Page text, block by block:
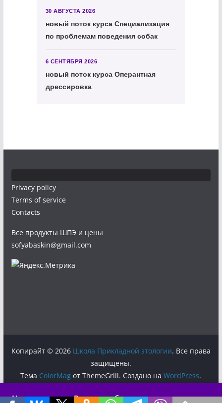
30 АВГУСТА 2026
новый поток курса Специализация
по проблемам поведения собак
6 СЕНТЯБРЯ 2026
новый поток курса Оперантная
дрессировка
Новая лекция:«Власть, любовь и структура стаи» →
Privacy policy
Terms of service
Contacts
Все продукты ШПЭ и цены
sofyabaskin@gmail.com
Копирайт © 2026 Школа Прикладной этологии. Все права
защищены.
Тема ColorMag от ThemeGrill. Создано наWordPress.